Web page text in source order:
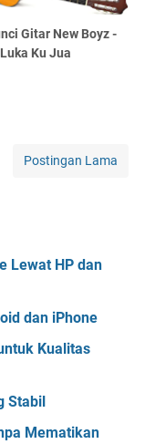
Gitar New Boyz -
Ku Jua
Postingan Lama
Lewat HP dan
dan iPhone
Kualitas
Stabil
Mematikan